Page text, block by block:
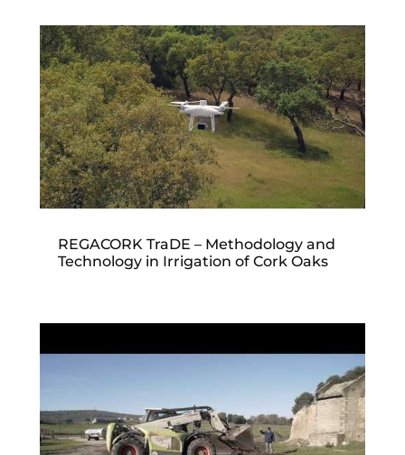
REGACORK TraDE – Methodology and
Technology in Irrigation of Cork Oaks